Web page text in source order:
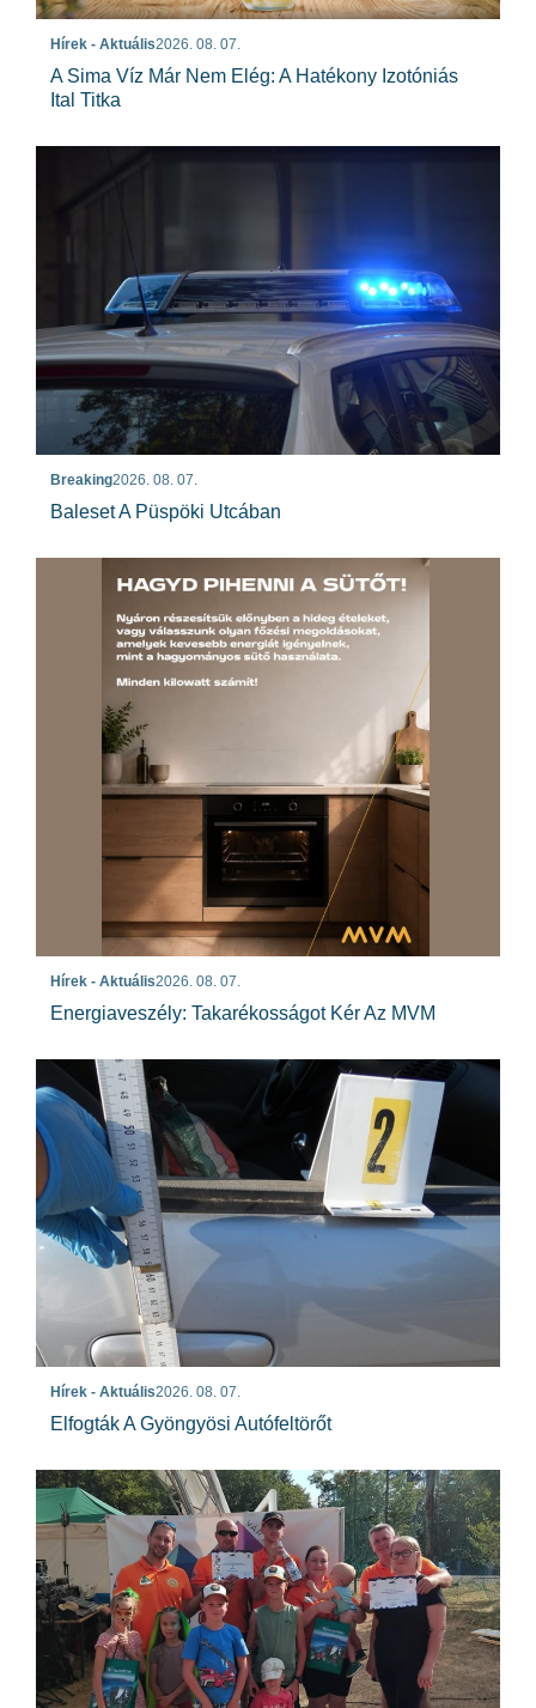
Hírek - Aktuális2026. 08. 07.
A Sima Víz Már Nem Elég: A Hatékony Izotóniás
Ital Titka
Breaking2026. 08. 07.
Baleset A Püspöki Utcában
Hírek - Aktuális2026. 08. 07.
Energiaveszély: Takarékosságot Kér Az MVM
Hírek - Aktuális2026. 08. 07.
Elfogták A Gyöngyösi Autófeltörőt